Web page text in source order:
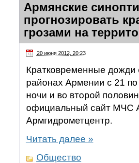
Армянские
прогнозировать
грозами на
20 июня 2012, 20:23
Кратковременные дожди
районах Армении с 21
ночи и во второй
официальный сайт МЧС
Армгидрометцентр.
Читать далее »
Общество